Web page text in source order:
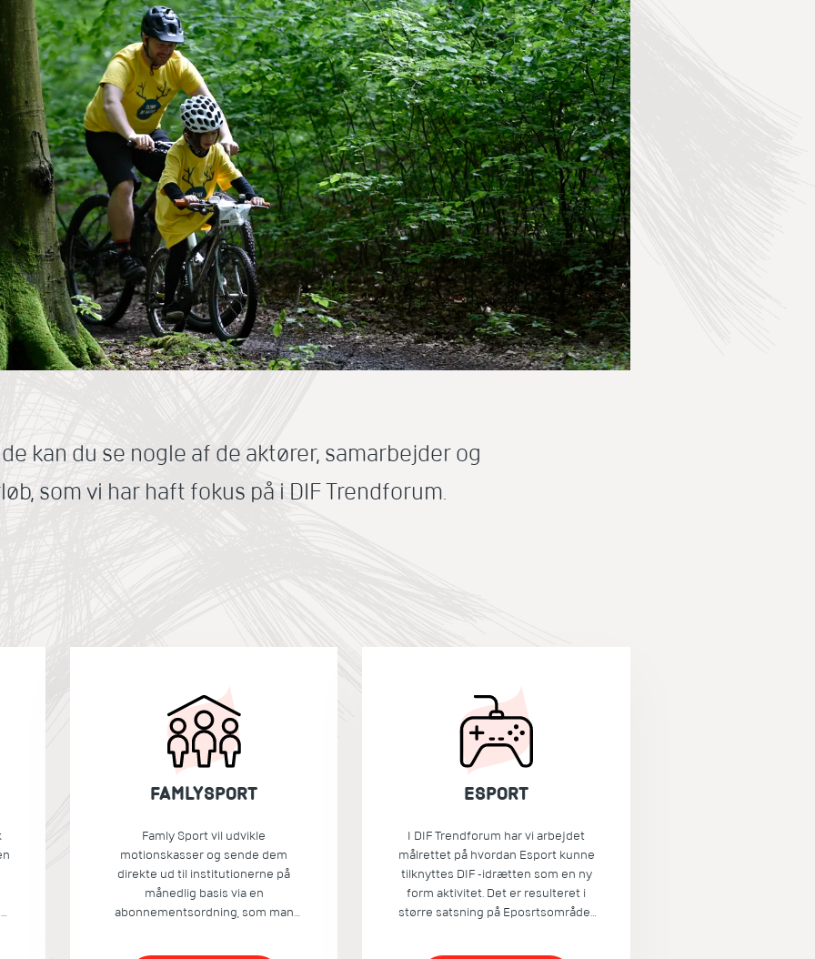
kan du se nogle af de aktører, samarbejder og
som vi har haft fokus på i DIF Trendforum.
FAMLYSPORT
Famly Sport vil udvikle
motionskasser og sende dem
direkte ud til institutionerne på
månedlig basis via en
abonnementsordning, som man
ESPORT
I DIF Trendforum har vi arbejdet
målrettet på hvordan Esport kunne
tilknyttes DIF -idrætten som en ny
form aktivitet. Det er resulteret i
større satsning på Eposrtsområdet